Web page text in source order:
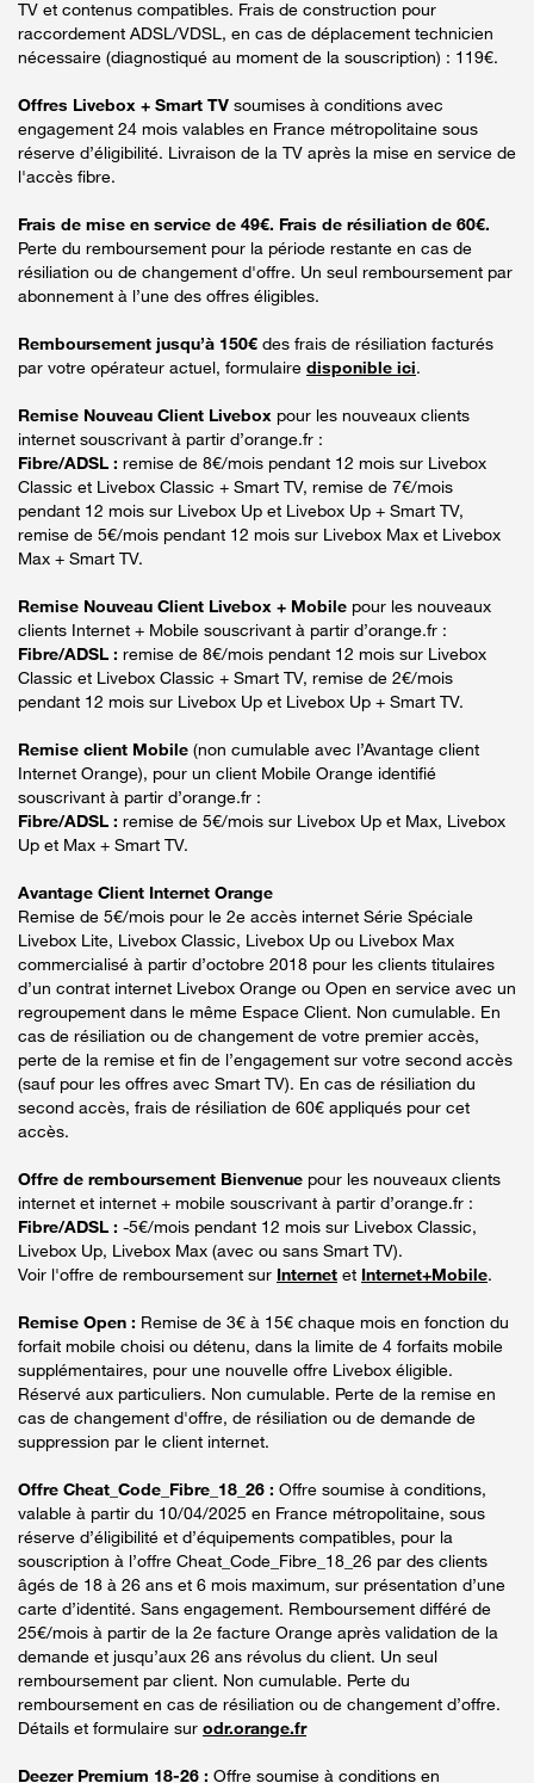
TV et contenus compatibles. Frais de construction pour
raccordement ADSL/VDSL, en cas de déplacement technicien
nécessaire (diagnostiqué au moment de la souscription) : 119€.
Offres Livebox + Smart TV soumises à conditions avec
engagement 24 mois valables en France métropolitaine sous
réserve d’éligibilité. Livraison de la TV après la mise en service de
l'accès fibre.
Frais de mise en service de 49€. Frais de résiliation de 60€.
Perte du remboursement pour la période restante en cas de
résiliation ou de changement d'offre. Un seul remboursement par
abonnement à l’une des offres éligibles.
Remboursement jusqu’à 150€ des frais de résiliation facturés
par votre opérateur actuel, formulaire disponible ici.
Remise Nouveau Client Livebox pour les nouveaux clients
internet souscrivant à partir d’orange.fr :
Fibre/ADSL : remise de 8€/mois pendant 12 mois sur Livebox
Classic et Livebox Classic + Smart TV, remise de 7€/mois
pendant 12 mois sur Livebox Up et Livebox Up + Smart TV,
remise de 5€/mois pendant 12 mois sur Livebox Max et Livebox
Max + Smart TV.
Remise Nouveau Client Livebox + Mobile pour les nouveaux
clients Internet + Mobile souscrivant à partir d’orange.fr :
Fibre/ADSL : remise de 8€/mois pendant 12 mois sur Livebox
Classic et Livebox Classic + Smart TV, remise de 2€/mois
pendant 12 mois sur Livebox Up et Livebox Up + Smart TV.
Remise client Mobile (non cumulable avec l’Avantage client
Internet Orange), pour un client Mobile Orange identifié
souscrivant à partir d’orange.fr :
Fibre/ADSL : remise de 5€/mois sur Livebox Up et Max, Livebox
Up et Max + Smart TV.
Avantage Client Internet Orange
Remise de 5€/mois pour le 2e accès internet Série Spéciale
Livebox Lite, Livebox Classic, Livebox Up ou Livebox Max
commercialisé à partir d’octobre 2018 pour les clients titulaires
d’un contrat internet Livebox Orange ou Open en service avec un
regroupement dans le même Espace Client. Non cumulable. En
cas de résiliation ou de changement de votre premier accès,
perte de la remise et fin de l’engagement sur votre second accès
(sauf pour les offres avec Smart TV). En cas de résiliation du
second accès, frais de résiliation de 60€ appliqués pour cet
accès.
Offre de remboursement Bienvenue pour les nouveaux clients
internet et internet + mobile souscrivant à partir d’orange.fr :
Fibre/ADSL : -5€/mois pendant 12 mois sur Livebox Classic,
Livebox Up, Livebox Max (avec ou sans Smart TV).
Voir l'offre de remboursement sur Internet et Internet+Mobile.
Remise Open : Remise de 3€ à 15€ chaque mois en fonction du
forfait mobile choisi ou détenu, dans la limite de 4 forfaits mobile
supplémentaires, pour une nouvelle offre Livebox éligible.
Réservé aux particuliers. Non cumulable. Perte de la remise en
cas de changement d'offre, de résiliation ou de demande de
suppression par le client internet.
Offre Cheat_Code_Fibre_18_26 : Offre soumise à conditions,
valable à partir du 10/04/2025 en France métropolitaine, sous
réserve d’éligibilité et d’équipements compatibles, pour la
souscription à l’offre Cheat_Code_Fibre_18_26 par des clients
âgés de 18 à 26 ans et 6 mois maximum, sur présentation d’une
carte d’identité. Sans engagement. Remboursement différé de
25€/mois à partir de la 2e facture Orange après validation de la
demande et jusqu’aux 26 ans révolus du client. Un seul
remboursement par client. Non cumulable. Perte du
remboursement en cas de résiliation ou de changement d’offre.
Détails et formulaire sur odr.orange.fr
Deezer Premium 18-26 : Offre soumise à conditions en